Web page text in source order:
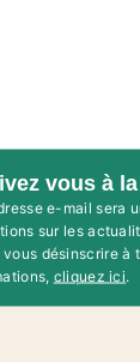
vous à
e-mail sera
sur les
désinscrire à
cliquez ici.